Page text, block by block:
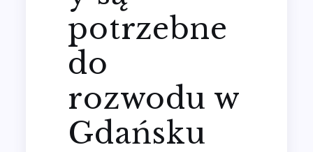
potrzebne
do
rozwodu w
Gdańsku